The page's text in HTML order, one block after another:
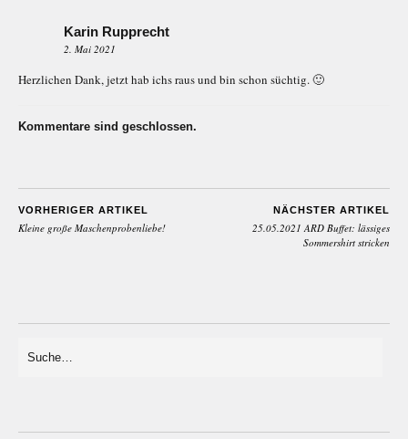
Karin Rupprecht
2. Mai 2021
Herzlichen Dank, jetzt hab ichs raus und bin schon süchtig. 🙂
Kommentare sind geschlossen.
VORHERIGER ARTIKEL
Kleine große Maschenprobenliebe!
NÄCHSTER ARTIKEL
25.05.2021 ARD Buffet: lässiges
Sommershirt stricken